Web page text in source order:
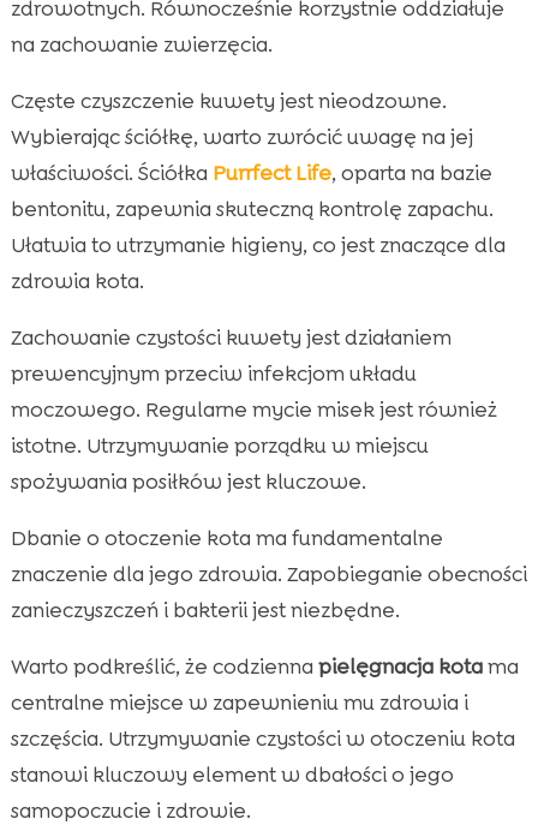
zdrowotnych. Równocześnie korzystnie oddziałuje
na zachowanie zwierzęcia.
Częste czyszczenie kuwety jest nieodzowne.
Wybierając ściółkę, warto zwrócić uwagę na jej
właściwości. Ściółka Purrfect Life, oparta na bazie
bentonitu, zapewnia skuteczną kontrolę zapachu.
Ułatwia to utrzymanie higieny, co jest znaczące dla
zdrowia kota.
Zachowanie czystości kuwety jest działaniem
prewencyjnym przeciw infekcjom układu
moczowego. Regularne mycie misek jest również
istotne. Utrzymywanie porządku w miejscu
spożywania posiłków jest kluczowe.
Dbanie o otoczenie kota ma fundamentalne
znaczenie dla jego zdrowia. Zapobieganie obecności
zanieczyszczeń i bakterii jest niezbędne.
Warto podkreślić, że codzienna pielęgnacja kotama
centralne miejsce w zapewnieniu mu zdrowia i
szczęścia. Utrzymywanie czystości w otoczeniu kota
stanowi kluczowy element w dbałości o jego
samopoczucie i zdrowie.